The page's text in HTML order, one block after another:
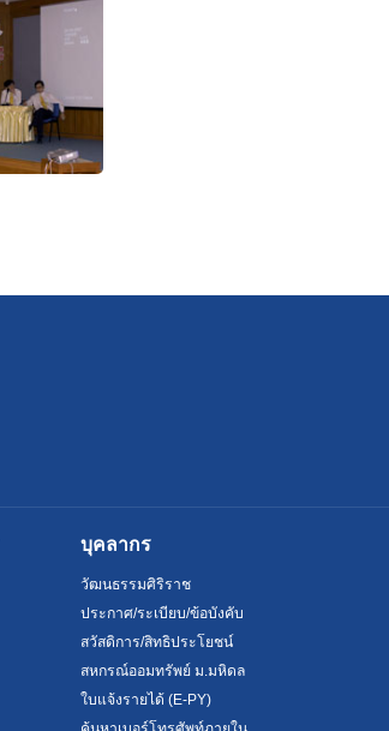
บุคลากร
วัฒนธรรมศิริราช
ประกาศ/ระเบียบ/ข้อบังคับ
สวัสดิการ/สิทธิประโยชน์
สหกรณ์ออมทรัพย์ ม.มหิดล
ใบแจ้งรายได้ (E-PY)